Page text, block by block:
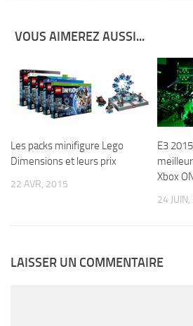
VOUS AIMEREZ AUSSI...
Les packs minifigure Lego
Dimensions et leurs prix
22 AVR, 2015
E3
Xbox
24
LAISSER UN COMMENTAIRE